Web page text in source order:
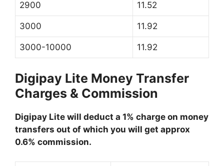
2900 11.52
3000 11.92
3000-10000 11.92
Digipay Lite Money Transfer
Charges & Commission
Digipay Lite will deduct a 1% charge on money
transfers out of which you will get approx
0.6% commission.